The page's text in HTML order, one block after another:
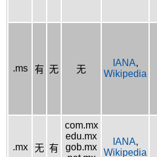
.ms 有 无 无
IANA,
Wikipedia
.mx 无 有
com.mx
edu.mx
gob.mx
IANA,
Wikipedia